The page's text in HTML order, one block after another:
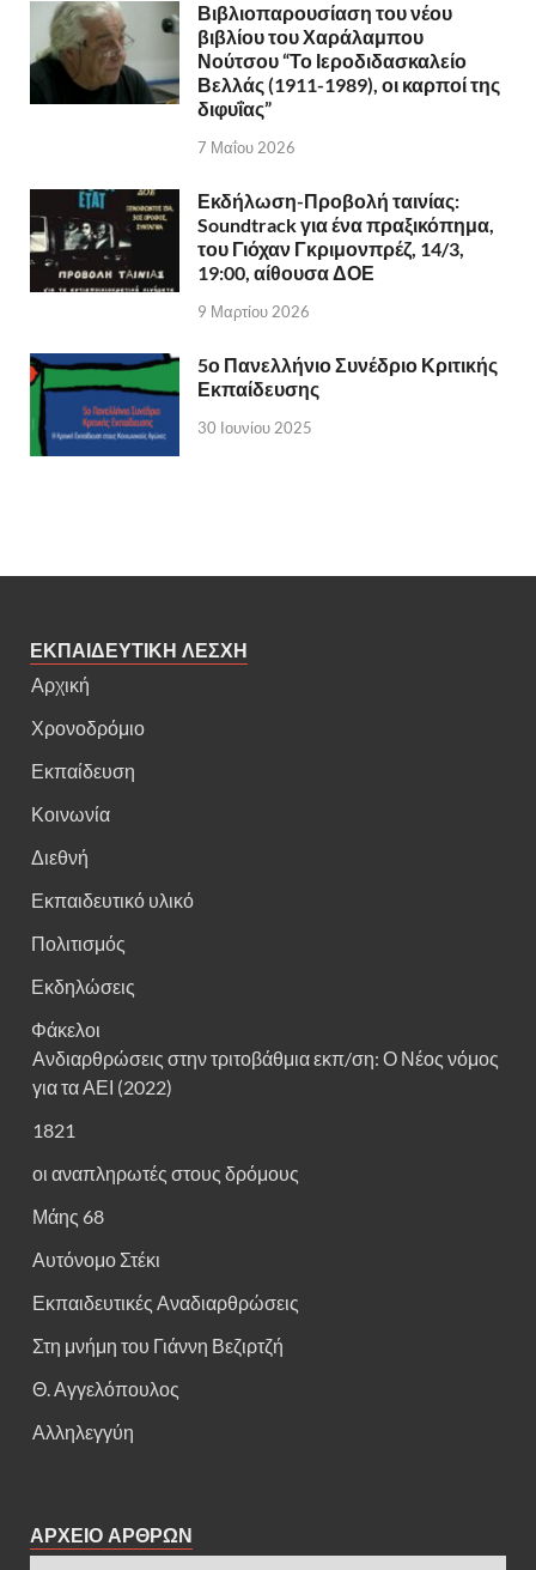
Βιβλιοπαρουσίαση του νέου
βιβλίου του Χαράλαμπου
Νούτσου “Το Ιεροδιδασκαλείο
Βελλάς (1911-1989), οι καρποί της
διφυΐας”
7 Μαΐου 2026
Εκδήλωση-Προβολή ταινίας:
Soundtrack για ένα πραξικόπημα,
του Γιόχαν Γκριμονπρέζ, 14/3,
19:00, αίθουσα ΔΟΕ
9 Μαρτίου 2026
5ο Πανελλήνιο Συνέδριο Κριτικής
Εκπαίδευσης
30 Ιουνίου 2025
ΕΚΠΑΙΔΕΥΤΙΚΗ ΛΕΣΧΗ
Αρχική
Χρονοδρόμιο
Εκπαίδευση
Κοινωνία
Διεθνή
Εκπαιδευτικό υλικό
Πολιτισμός
Εκδηλώσεις
Φάκελοι
Ανδιαρθρώσεις στην τριτοβάθμια εκπ/ση: Ο Νέος νόμος
για τα ΑΕΙ (2022)
1821
οι αναπληρωτές στους δρόμους
Μάης 68
Αυτόνομο Στέκι
Εκπαιδευτικές Αναδιαρθρώσεις
Στη μνήμη του Γιάννη Βεζιρτζή
Θ. Αγγελόπουλος
Αλληλεγγύη
ΑΡΧΕΙΟ ΑΡΘΡΩΝ